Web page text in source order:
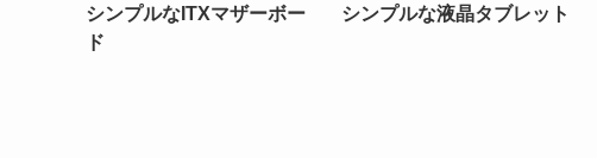
シンプルなITXマザーボー
ド
シンプルな液晶タブレット